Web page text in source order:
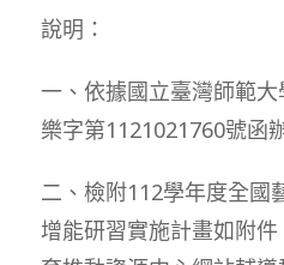
說明：
一、依據國立臺灣師範
樂字第1121021760號函
二、檢附112學年度全國
增能研習實施計畫如附